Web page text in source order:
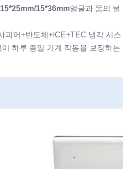
15*25mm/15*36mm얼굴과 몸의 털
피어+반도체+ICE+TEC 냉각 시스
하루 종일 기계 작동을 보장하는